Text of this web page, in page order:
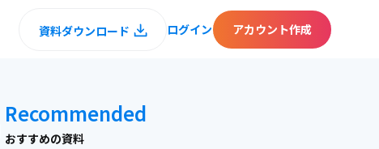
資料ダウンロード ログイン アカウント作成
Recommended
おすすめの資料